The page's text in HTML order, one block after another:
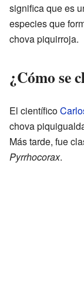
significa que es
especies que
chova piquirroja.
¿Cómo se
El científico
chova
Más tarde, fue
Pyrrhocorax.